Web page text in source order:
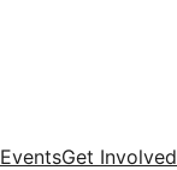
EventsGet Involved